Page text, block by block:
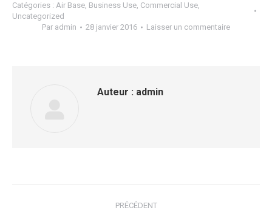
Catégories : Air Base, Business Use, Commercial Use,
Uncategorized
Par admin 28 janvier 2016 Laisser un commentaire
Auteur : admin
PRÉCÉDENT